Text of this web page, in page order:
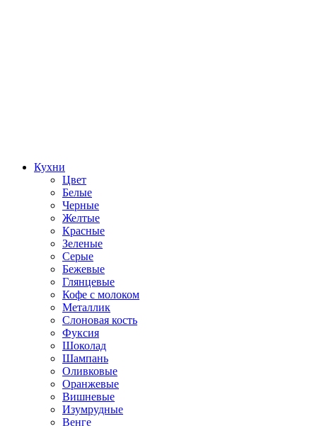
Кухни
Цвет
Белые
Черные
Желтые
Красные
Зеленые
Серые
Бежевые
Глянцевые
Кофе с молоком
Металлик
Слоновая кость
Фуксия
Шоколад
Шампань
Оливковые
Оранжевые
Вишневые
Изумрудные
Венге